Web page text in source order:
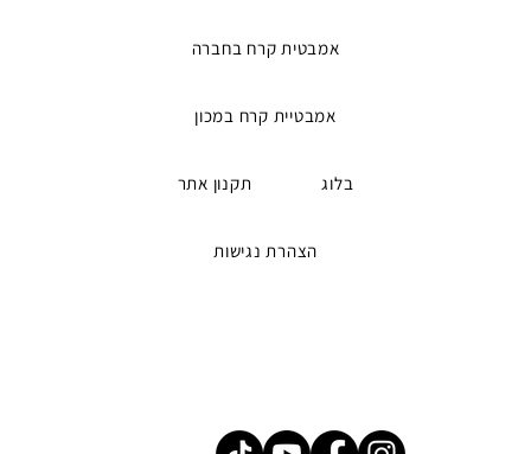
אמבטית קרח בחברה
אמבטיית קרח במכון
בלוג תקנון אתר
הצהרת נגישות